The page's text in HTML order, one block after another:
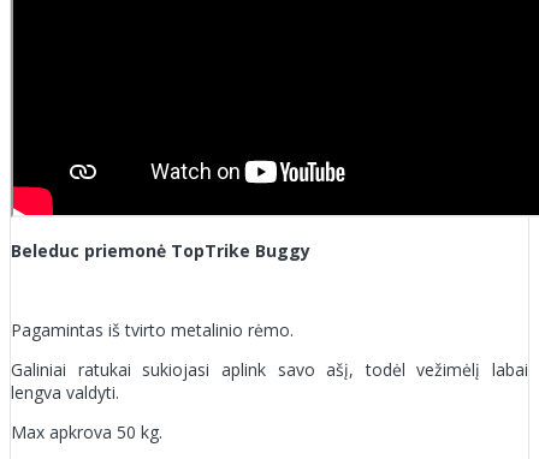
Beleduc priemonė TopTrike Buggy
Pagamintas iš tvirto metalinio rėmo.
Galiniai ratukai sukiojasi aplink savo ašį, todėl vežimėlį labai
lengva valdyti.
Max apkrova 50 kg.